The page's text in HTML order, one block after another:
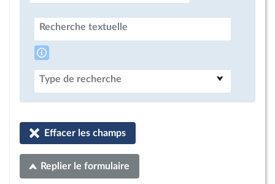
Recherche textuelle
Type de recherche
Effacer les champs
Replier le formulaire